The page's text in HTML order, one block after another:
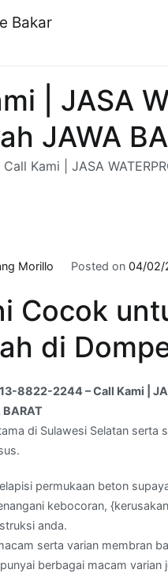
Bakar
| JASA
JAWA
Kami | JASA
Morillo Posted on 04/02/
Cocok
di
8822-2244 – Call Kami |
BARAT
di Sulawesi Selatan serta
permukaan beton
kebocoran,
anda.
serta varian membran
berbagai macam varian